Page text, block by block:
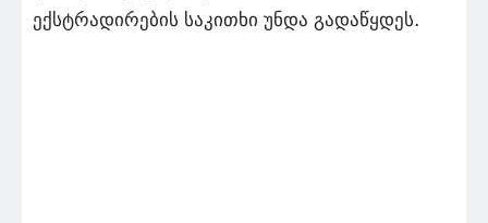
ექსტრადირების საკითხი უნდა გადაწყდეს.